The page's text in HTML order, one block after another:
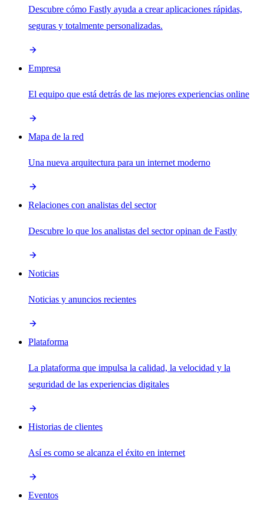
Descubre cómo Fastly ayuda a crear aplicaciones rápidas,
seguras y totalmente personalizadas.
Empresa
El equipo que está detrás de las mejores experiencias online
Mapa de la red
Una nueva arquitectura para un internet moderno
Relaciones con analistas del sector
Descubre lo que los analistas del sector opinan de Fastly
Noticias
Noticias y anuncios recientes
Plataforma
La plataforma que impulsa la calidad, la velocidad y la
seguridad de las experiencias digitales
Historias de clientes
Así es como se alcanza el éxito en internet
Eventos